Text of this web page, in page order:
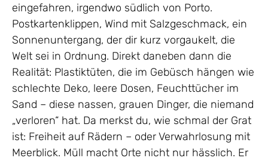
eingefahren, irgendwo südlich von Porto.
Postkartenklippen, Wind mit Salzgeschmack, ein
Sonnenuntergang, der dir kurz vorgaukelt, die
Welt sei in Ordnung. Direkt daneben dann die
Realität: Plastiktüten, die im Gebüsch hängen wie
schlechte Deko, leere Dosen, Feuchttücher im
Sand – diese nassen, grauen Dinger, die niemand
„verloren“ hat. Da merkst du, wie schmal der Grat
ist: Freiheit auf Rädern – oder Verwahrlosung mit
Meerblick. Müll macht Orte nicht nur hässlich. Er